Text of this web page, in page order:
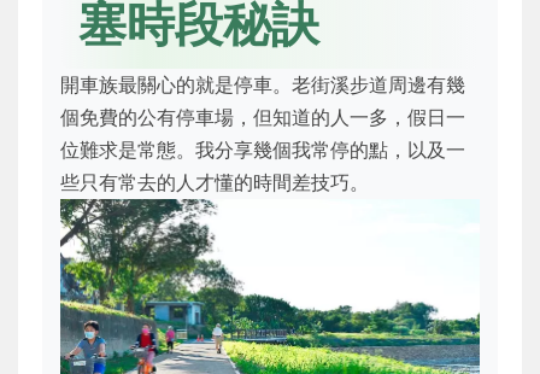
塞時段秘訣
開車族最關心的就是停車。老街溪步道周邊有幾
個免費的公有停車場，但知道的人一多，假日一
位難求是常態。我分享幾個我常停的點，以及一
些只有常去的人才懂的時間差技巧。